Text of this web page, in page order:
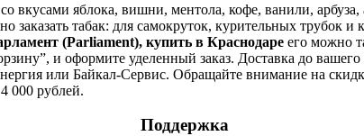
вкусами яблока, вишни, ментола, кофе, ванили,
табак: для самокруток, курительных трубок и
(Parliament), купить в Краснодаре его можно
и оформите уделенный заказ. Доставка до
или Байкал-Сервис. Обращайте внимание на
000 рублей.
Поддержка